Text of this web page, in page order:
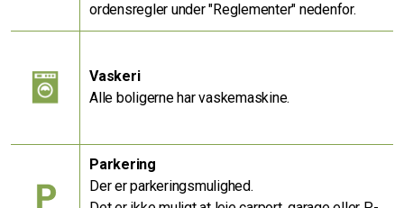
ordensregler under "Reglementer" nedenfor.
Vaskeri
Alle boligerne har vaskemaskine.
Parkering
Der er parkeringsmulighed.